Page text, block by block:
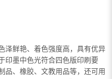
泽鲜艳、着色强度高，具有优异
印墨中色光符合四色版印刷要
品、橡胶、文教用品等，还可用